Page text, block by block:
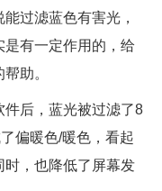
过滤蓝色有害光，
有一定作用的，给
助。
后，蓝光被过滤了8
偏暖色/暖色，看起
，也降低了屏幕发